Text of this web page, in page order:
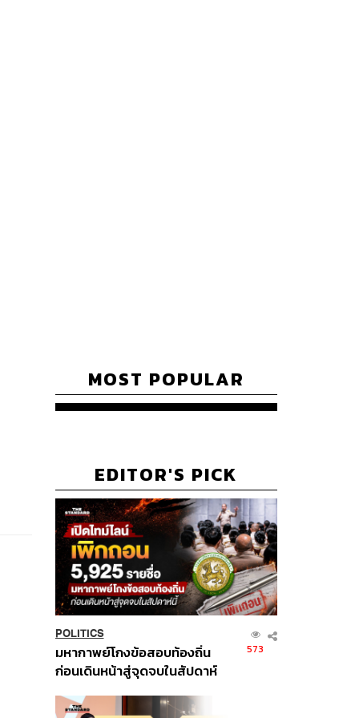
MOST POPULAR
EDITOR'S PICK
POLITICS
มหากาพย์โกงข้อสอบท้องถิ่น
ก่อนเดินหน้าสู่จุดจบในสัปดาห์
573